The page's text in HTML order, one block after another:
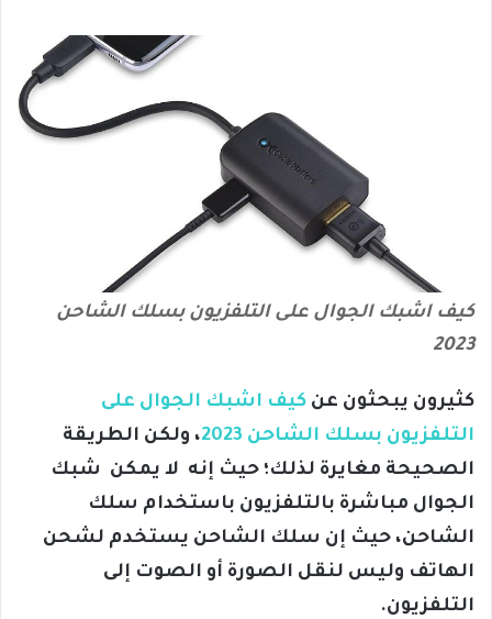
كيف اشبك الجوال على التلفزيون بسلك الشاحن
2023
كثيرون يبحثون عن كيف اشبك الجوال على
التلفزيون بسلك الشاحن 2023
، ولكن الطريقة
الصحيحة مغايرة لذلك؛ حيث إنه لا يمكن شبك
الجوال مباشرة بالتلفزيون باستخدام سلك
الشاحن، حيث إن سلك الشاحن يستخدم لشحن
الهاتف وليس لنقل الصورة أو الصوت إلى
التلفزيون.